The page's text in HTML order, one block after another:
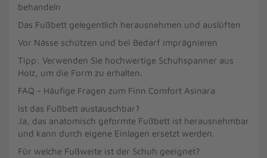
behandeln
Das Fußbett gelegentlich herausnehmen und auslüften
Vor Nässe schützen und bei Bedarf imprägnieren
Tipp: Verwenden Sie hochwertige Schuhspanner aus
Holz, um die Form zu erhalten.
FAQ - Häufige Fragen zum Finn Comfort Asinara
Ist das Fußbett austauschbar?
Ja, das anatomisch geformte Fußbett ist herausnehmbar
und kann durch eigene Einlagen ersetzt werden.
Für welche Fußweite ist der Schuh geeignet?